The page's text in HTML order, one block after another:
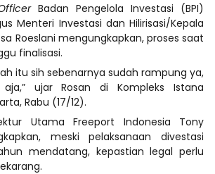
Badan Pengelola Investasi (BPI)
Menteri Investasi dan Hilirisasi/Kepala
Roeslani mengungkapkan, proses saat
finalisasi.
itu sih sebenarnya sudah rampung ya,
ujar Rosan di Kompleks Istana
Rabu (17/12).
Utama Freeport Indonesia Tony
meski pelaksanaan divestasi
mendatang, kepastian legal perlu